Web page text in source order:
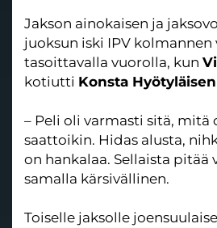
Jakson ainokaisen ja
juoksun iski IPV
tasoittavalla vuorolla, kun
kotiutti Konsta Hyötyläisen
– Peli oli varmasti sitä, mitä
saattoikin. Hidas alusta,
on hankalaa. Sellaista pitää
samalla kärsivällinen.
Toiselle jaksolle